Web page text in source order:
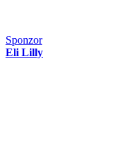
Sponzor
Eli Lilly